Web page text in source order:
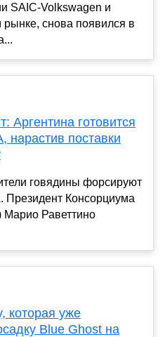
SAIC-Volkswagen и
рынке, снова появился в
Аргентина готовится
нарастив поставки
говядины форсируют
Консорциума
Марио Раветтино
которая уже
Blue Ghost на